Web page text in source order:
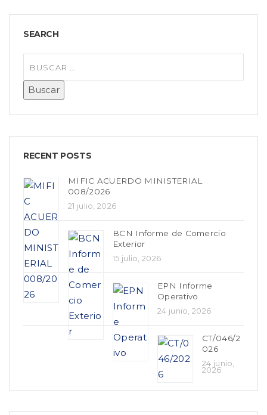
SEARCH
RECENT POSTS
MIFIC ACUERDO MINISTERIAL
008/2026
21 julio, 2026
BCN Informe de Comercio
Exterior
15 julio, 2026
EPN Informe
Operativo
24 junio, 2026
CT/046/2
026
24 junio,
2026